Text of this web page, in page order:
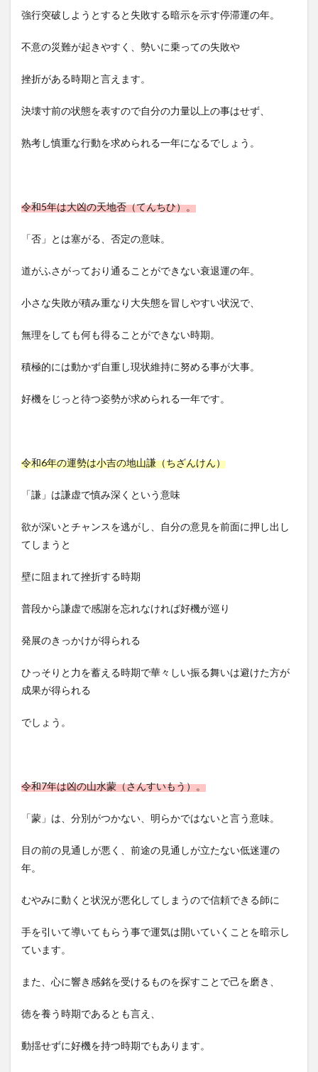
強行突破しようとすると失敗する暗示を示す停滞運の年。
不意の災難が起きやすく、勢いに乗っての失敗や
挫折がある時期と言えます。
決壊寸前の状態を表すので自分の力量以上の事はせず、
熟考し慎重な行動を求められる一年になるでしょう。
令和5年は大凶の天地否（てんちひ）。
「否」とは塞がる、否定の意味。
道がふさがっており通ることができない衰退運の年。
小さな失敗が積み重なり大失態を冒しやすい状況で、
無理をしても何も得ることができない時期。
積極的には動かず自重し現状維持に努める事が大事。
好機をじっと待つ姿勢が求められる一年です。
令和6年の運勢は小吉の地山謙（ちざんけん）
「謙」は謙虚で慎み深くという意味
欲が深いとチャンスを逃がし、自分の意見を前面に押し出し
てしまうと
壁に阻まれて挫折する時期
普段から謙虚で感謝を忘れなければ好機が巡り
発展のきっかけが得られる
ひっそりと力を蓄える時期で華々しい振る舞いは避けた方が
成果が得られる
でしょう。
令和7年は凶の山水蒙（さんすいもう）。
「蒙」は、分別がつかない、明らかではないと言う意味。
目の前の見通しが悪く、前途の見通しが立たない低迷運の
年。
むやみに動くと状況が悪化してしまうので信頼できる師に
手を引いて導いてもらう事で運気は開いていくことを暗示し
ています。
また、心に響き感銘を受けるものを探すことで己を磨き、
徳を養う時期であるとも言え、
動揺せずに好機を持つ時期でもあります。